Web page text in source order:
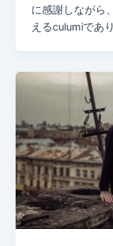
に感謝しながら
えるculumiであ